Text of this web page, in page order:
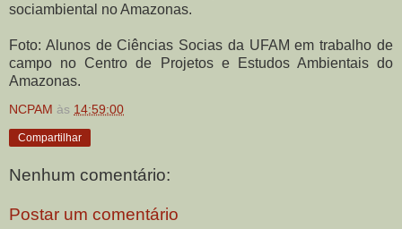
sociambiental no Amazonas.
Foto: Alunos de Ciências Socias da UFAM em trabalho de
campo no Centro de Projetos e Estudos Ambientais do
Amazonas.
NCPAM às 14:59:00
Compartilhar
Nenhum comentário:
Postar um comentário